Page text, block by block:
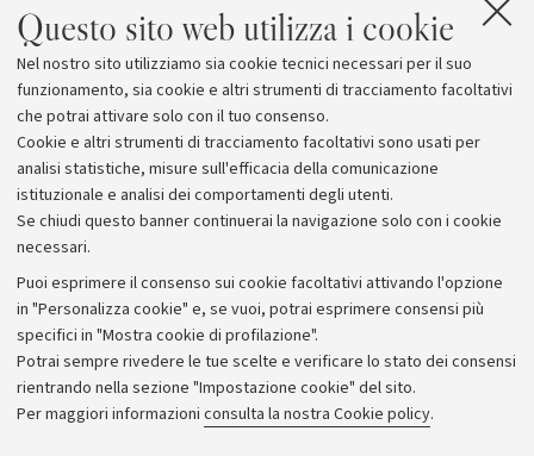
Questo sito web utilizza i cookie
Nel nostro sito utilizziamo sia cookie tecnici necessari per il suo
funzionamento, sia cookie e altri strumenti di tracciamento facoltativi
che potrai attivare solo con il tuo consenso.
Cookie e altri strumenti di tracciamento facoltativi sono usati per
analisi statistiche, misure sull'efficacia della comunicazione
istituzionale e analisi dei comportamenti degli utenti.
Se chiudi questo banner continuerai la navigazione solo con i cookie
necessari.
Puoi esprimere il consenso sui cookie facoltativi attivando l'opzione
in "Personalizza cookie" e, se vuoi, potrai esprimere consensi più
specifici in "Mostra cookie di profilazione".
Potrai sempre rivedere le tue scelte e verificare lo stato dei consensi
rientrando nella sezione "Impostazione cookie" del sito.
Per maggiori informazioni consulta la nostra Cookie policy.
internazionale”,sottolinea Giuseppe di
Pellegrino“nella prospettiva di confronto e
collaborazione con le realtà territoriali che è uno dei
ruoli propri dell’Università”.
Archivio
Comunicati stampa
Redazione
Rassegna stampa